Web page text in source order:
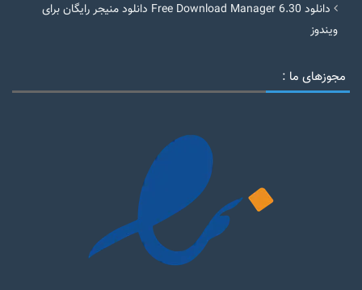
دانلود Free Download Manager 6.30 دانلود منیجر رایگان برای
ویندوز
مجوزهای ما :